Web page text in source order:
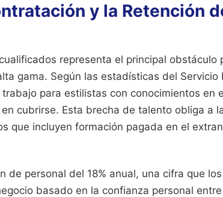
y la Retención
representa el principal obstáculo
gama. Según las estadísticas del Servicio
para estilistas con conocimientos en
cubrirse. Esta brecha de talento obliga a
que incluyen formación pagada en el
de personal del 18% anual, una cifra que
basado en la confianza personal